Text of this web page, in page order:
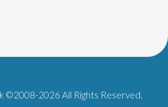
©2008-2026 All Rights Reserved.